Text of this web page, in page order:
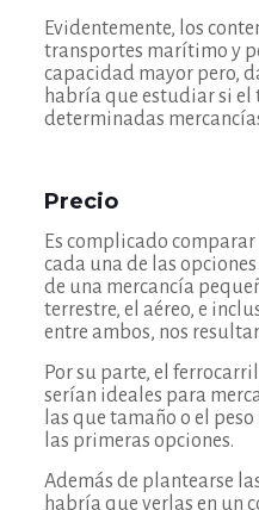
Evidentemente, los
transportes marítimo y
capacidad mayor pero,
habría que estudiar si el
determinadas
Precio
Es complicado
cada una de las
de una mercancía
terrestre, el aéreo, e
entre ambos, nos
Por su parte, el
serían ideales para
las que tamaño o el
las primeras opciones.
Además de plantearse
habría que verlas en un